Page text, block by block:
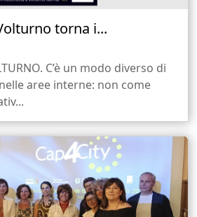
torna i...
C’è un modo diverso di
aree interne: non come